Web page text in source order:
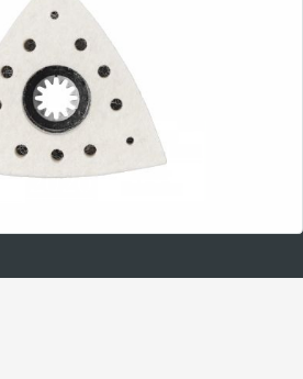
Fein Filzpolierplatte SL 3-EckV EckVE2